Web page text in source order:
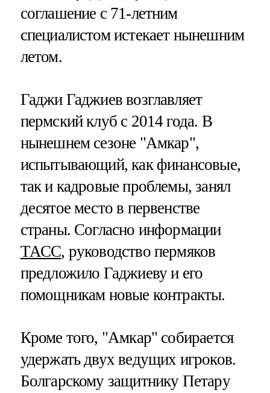
соглашение с 71-летним
специалистом истекает нынешним
летом.
Гаджи Гаджиев возглавляет
пермский клуб с 2014 года. В
нынешнем сезоне "Амкар",
испытывающий, как финансовые,
так и кадровые проблемы, занял
десятое место в первенстве
страны. Согласно информации
ТАСС, руководство пермяков
предложило Гаджиеву и его
помощникам новые контракты.
Кроме того, "Амкар" собирается
удержать двух ведущих игроков.
Болгарскому защитнику Петару